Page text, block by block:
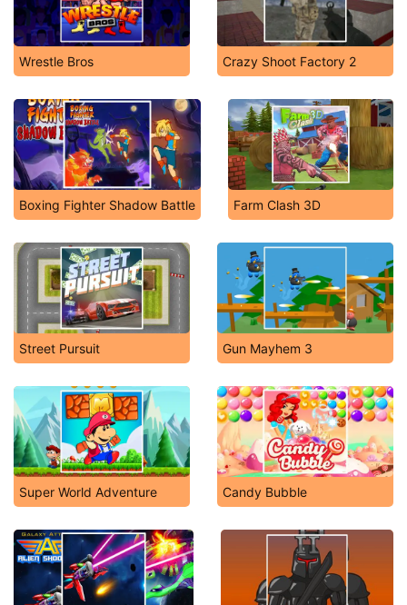
Wrestle Bros Crazy Shoot Factory 2
Boxing Fighter Shadow Battle Farm Clash 3D
Street Pursuit Gun Mayhem 3
Super World Adventure Candy Bubble